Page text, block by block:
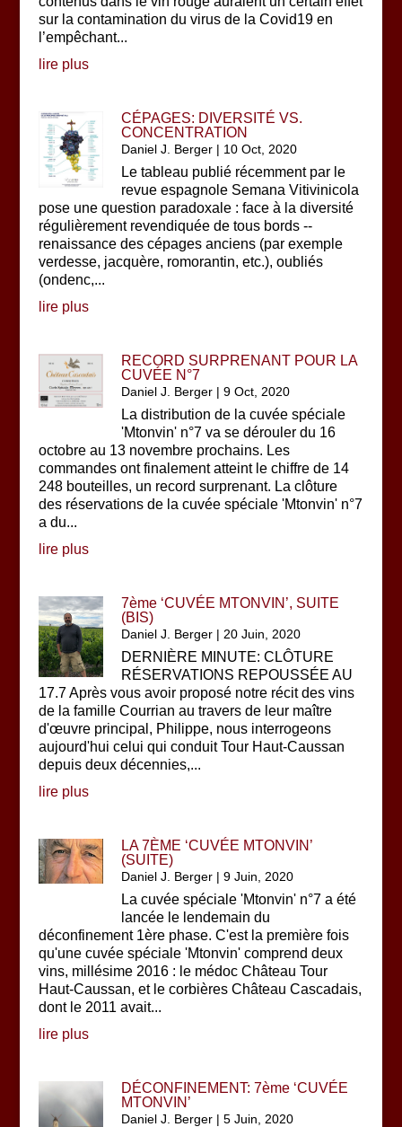
sur la contamination du virus de la Covid19 en
l’empêchant...
lire plus
CÉPAGES: DIVERSITÉ VS.
CONCENTRATION
Daniel J. Berger | 10 Oct, 2020
Le tableau publié récemment par le
revue espagnole Semana Vitivinicola
pose une question paradoxale : face à la diversité
régulièrement revendiquée de tous bords --
renaissance des cépages anciens (par exemple
verdesse, jacquère, romorantin, etc.), oubliés
(ondenc,...
lire plus
RECORD SURPRENANT POUR LA
CUVÉE N°7
Daniel J. Berger |9 Oct, 2020
La distribution de la cuvée spéciale
'Mtonvin' n°7 va se dérouler du 16
octobre au 13 novembre prochains. Les
commandes ont finalement atteint le chiffre de 14
248 bouteilles, un record surprenant. La clôture
des réservations de la cuvée spéciale 'Mtonvin' n°7
a du...
lire plus
7ème ‘CUVÉE MTONVIN’, SUITE
(BIS)
Daniel J. Berger | 20 Juin, 2020
DERNIÈRE MINUTE: CLÔTURE
RÉSERVATIONS REPOUSSÉE AU
17.7 Après vous avoir proposé notre récit des vins
de la famille Courrian au travers de leur maître
d'œuvre principal, Philippe, nous interrogeons
aujourd'hui celui qui conduit Tour Haut-Caussan
depuis deux décennies,...
lire plus
LA 7ÈME ‘CUVÉE MTONVIN’
(SUITE)
Daniel J. Berger |9 Juin, 2020
La cuvée spéciale 'Mtonvin' n°7 a été
lancée le lendemain du
déconfinement 1ère phase. C'est la première fois
qu'une cuvée spéciale 'Mtonvin' comprend deux
vins, millésime 2016 : le médoc Château Tour
Haut-Caussan, et le corbières Château Cascadais,
dont le 2011 avait...
lire plus
DÉCONFINEMENT: 7ème ‘CUVÉE
MTONVIN’
Daniel J. Berger |5 Juin, 2020